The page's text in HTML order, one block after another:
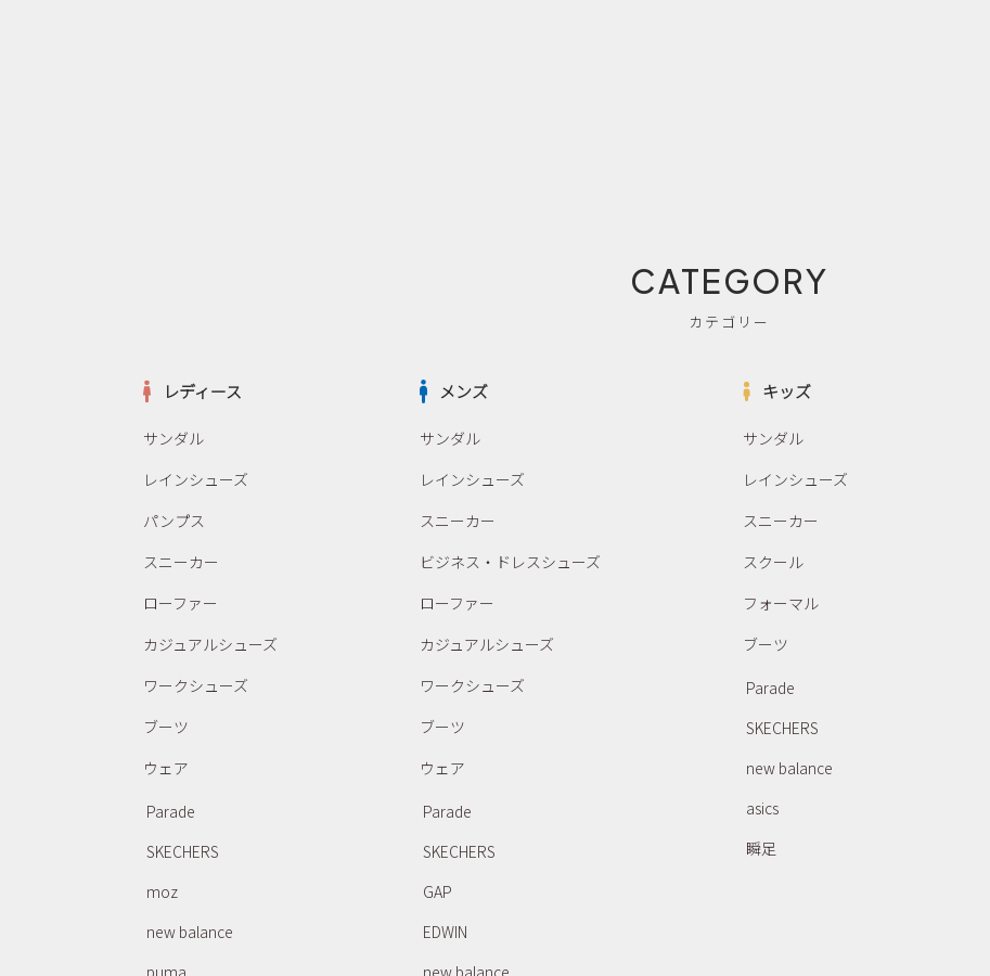
CATEGORY
カテゴリー
レディース
サンダル
レインシューズ
パンプス
スニーカー
ローファー
カジュアルシューズ
ワークシューズ
ブーツ
ウェア
Parade
SKECHERS
moz
new balance
メンズ
サンダル
レインシューズ
スニーカー
ビジネス・ドレスシューズ
ローファー
カジュアルシューズ
ワークシューズ
ブーツ
ウェア
Parade
SKECHERS
GAP
EDWIN
キッズ
サンダル
レインシューズ
スニーカー
スクール
フォーマル
ブーツ
Parade
SKECHERS
new balance
asics
瞬足